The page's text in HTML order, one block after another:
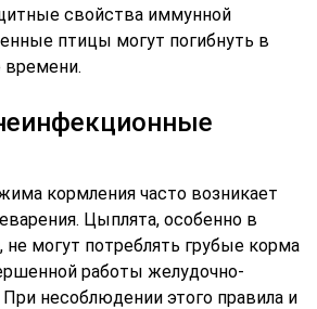
свойства иммунной
птицы могут погибнуть в
времени.
кормления часто возникает
Цыплята, особенно в
могут потреблять грубые корма
работы желудочно-
несоблюдении этого правила и